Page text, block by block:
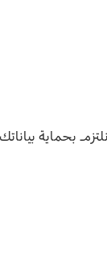
بحماية بياناتك